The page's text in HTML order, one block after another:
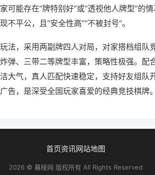
可能存在“牌特别好”或“透视他人牌型”的
平公，且“安全性高”“不被封号”。
法，采用两副牌四人对局，对家搭档组队
弹、三带二等牌型丰富，策略性极强。配
大气，真人匹配快速稳定，支持好友组队
告，是深受全国玩家喜爱的经典竞技棋牌。
首页资讯网站地图
2026 © 幕棱网 版权所有 All Rights Reserved